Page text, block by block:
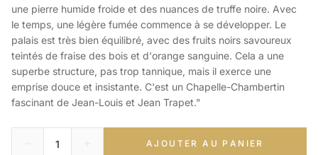
une pierre humide froide et des nuances de truffe noire. Avec
le temps, une légère fumée commence à se développer. Le
palais est très bien équilibré, avec des fruits noirs savoureux
teintés de fraise des bois et d'orange sanguine. Cela a une
superbe structure, pas trop tannique, mais il exerce une
emprise douce et insistante. C'est un Chapelle-Chambertin
fascinant de Jean-Louis et Jean Trapet."
AJOUTER AU PANIER